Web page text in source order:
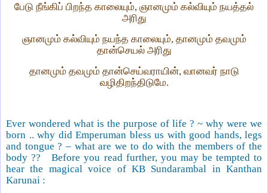
பேடு நீங்கிப் பிறந்த காலையும், ஞானமும் கல்வியும் நயத்தல்
அரிது
ஞானமும் கல்வியும் நயந்த காலையும், தானமும் தவமும்
தான்செயல் அரிது
தானமும் தவமும் தான்செய்வராயின், வானவர் நாடு
வழிதிறந்திடுமே.
Ever wondered what is the purpose of life ? ~ why were we
born .. why did Emperuman bless us with good hands, legs
and tongue ? – what are we to do with the members of the
body ?? Before you read further, you may be tempted to
hear the magical voice of KB Sundarambal in Kanthan
Karunai :